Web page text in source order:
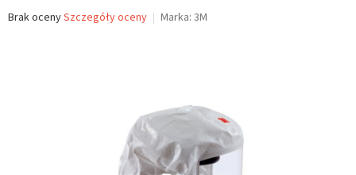
Średnia
Brak ocenySzczegóły oceny Marka: 3M